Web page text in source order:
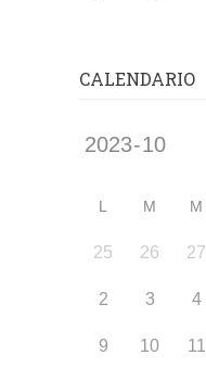
CALENDARIO
L M M
25 26 27
2 3 4
9 10 11